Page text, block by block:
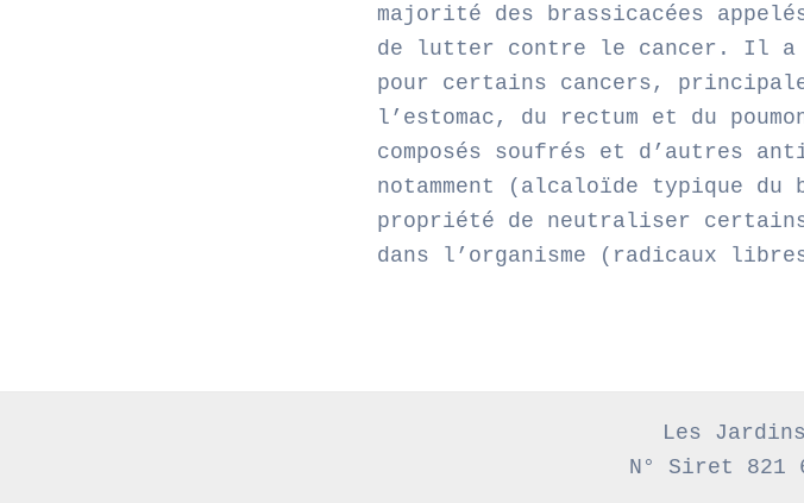
majorité des brassicacées
de lutter contre le cancer. Il a
pour certains cancers,
l’estomac, du rectum et du
composés soufrés et d’autres
notamment (alcaloïde typique
propriété de neutraliser certains
dans l’organisme (radicaux
Les
N° Siret 821